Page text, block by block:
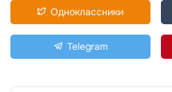
Одноклассники
Telegram